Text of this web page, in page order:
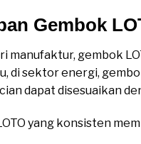
Gembok
manufaktur, gembok
di sektor energi,
dapat disesuaikan
yang konsisten